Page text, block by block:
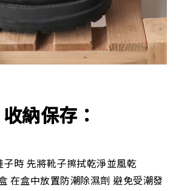
納保存：
子時 先將靴子擦拭乾淨並風乾
在盒中放置防潮除濕劑 避免受潮發